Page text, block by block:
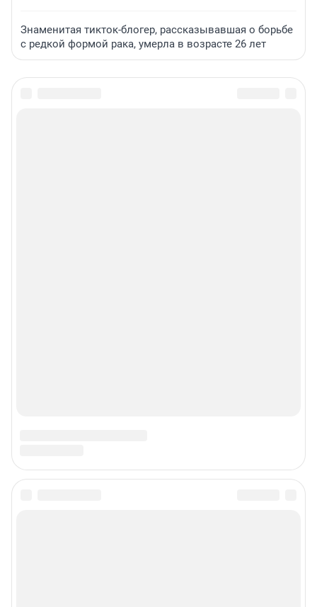
Знаменитая тикток-блогер, рассказывавшая о борьбе
с редкой формой рака, умерла в возрасте 26 лет